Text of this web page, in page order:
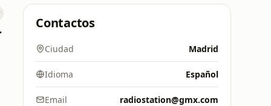
Contactos
Ciudad Madrid
Idioma Español
Email radiostation@gmx.com